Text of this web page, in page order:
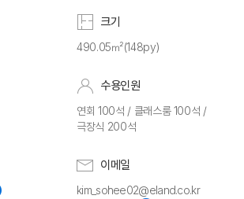
크기
490.05㎡(148py)
수용인원
연회 100석 / 클래스룸 100석 /
극장식 200석
이메일
kim_sohee02@eland.co.kr